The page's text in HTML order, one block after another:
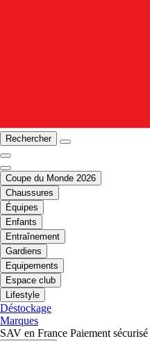
Rechercher
Coupe du Monde 2026
Chaussures
Équipes
Enfants
Entraînement
Gardiens
Equipements
Espace club
Lifestyle
Déstockage
Marques
SAV en France Paiement sécurisé